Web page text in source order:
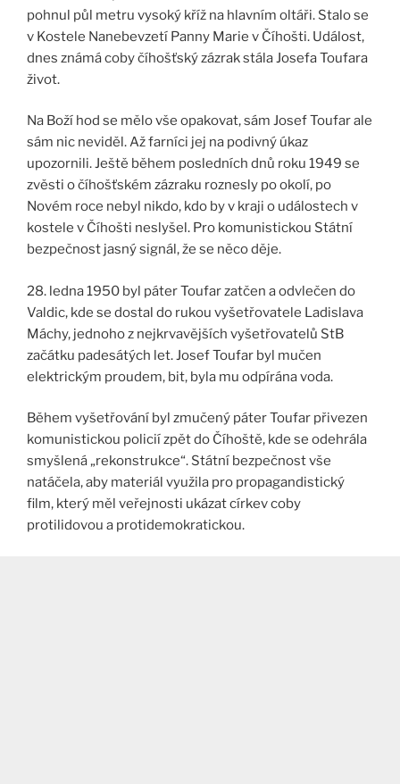
pohnul půl metru vysoký kříž na hlavním oltáři. Stalo se
v Kostele Nanebevzetí Panny Marie v Číhošti. Událost,
dnes známá coby číhošťský zázrak stála Josefa Toufara
život.
Na Boží hod se mělo vše opakovat, sám Josef Toufar ale
sám nic neviděl. Až farníci jej na podivný úkaz
upozornili. Ještě během posledních dnů roku 1949 se
zvěsti o číhošťském zázraku roznesly po okolí, po
Novém roce nebyl nikdo, kdo by v kraji o událostech v
kostele v Číhošti neslyšel. Pro komunistickou Státní
bezpečnost jasný signál, že se něco děje.
28. ledna 1950 byl páter Toufar zatčen a odvlečen do
Valdic, kde se dostal do rukou vyšetřovatele Ladislava
Máchy, jednoho z nejkrvavějších vyšetřovatelů StB
začátku padesátých let. Josef Toufar byl mučen
elektrickým proudem, bit, byla mu odpírána voda.
Během vyšetřování byl zmučený páter Toufar přivezen
komunistickou policií zpět do Číhoště, kde se odehrála
smyšlená „rekonstrukce“. Státní bezpečnost vše
natáčela, aby materiál využila pro propagandistický
film, který měl veřejnosti ukázat církev coby
protilidovou a protidemokratickou.